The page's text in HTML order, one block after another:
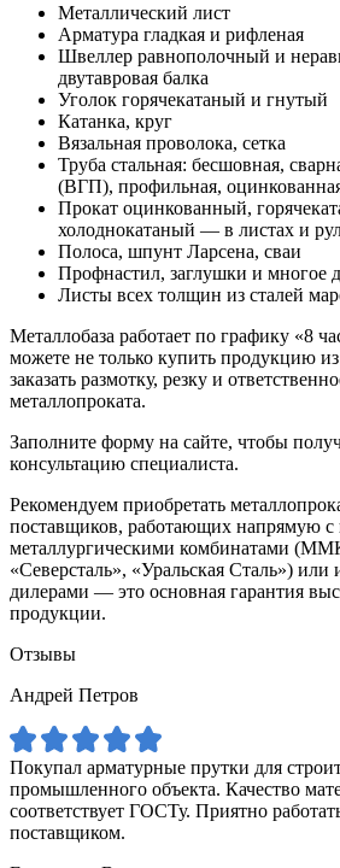
Металлический лист
Арматура гладкая и рифленая
Швеллер равнополочный и
двутавровая балка
Уголок горячекатаный и гнутый
Катанка, круг
Вязальная проволока, сетка
Труба стальная: бесшовная,
(ВГП), профильная,
Прокат оцинкованный,
холоднокатаный — в листах и
Полоса, шпунт Ларсена, сваи
Профнастил, заглушки и многое
Листы всех толщин из сталей
Металлобаза работает по графику «8
можете не только купить продукцию из
заказать размотку, резку и
металлопроката.
Заполните форму на сайте, чтобы
консультацию специалиста.
Рекомендуем приобретать
поставщиков, работающих напрямую
металлургическими комбинатами
«Северсталь», «Уральская Сталь»)
дилерами — это основная гарантия
продукции.
Отзывы
Андрей Петров
Покупал арматурные прутки для
промышленного объекта. Качество
соответствует ГОСТу. Приятно
поставщиком.